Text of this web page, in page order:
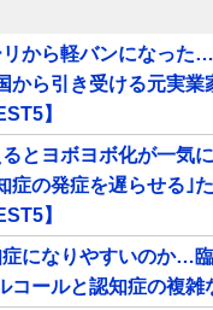
から軽バンになった
から引き受ける元実業
】
とヨボヨボ化が一気
症の発症を遅らせる｣
】
症になりやすいのか…
コールと認知症の複雑